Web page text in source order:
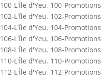
100-L'Île d'Yeu, 100-Promotions
102-L'Île d'Yeu, 102-Promotions
104-L'Île d'Yeu, 104-Promotions
106-L'Île d'Yeu, 106-Promotions
108-L'Île d'Yeu, 108-Promotions
110-L'Île d'Yeu, 110-Promotions
112-L'Île d'Yeu, 112-Promotions